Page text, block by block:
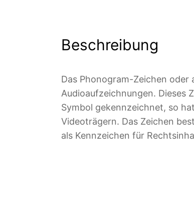
Beschreibung
Das Phonogram-Zeichen
Audioaufzeichnungen. Dieses
Symbol gekennzeichnet, so
Videoträgern. Das Zeichen
als Kennzeichen für